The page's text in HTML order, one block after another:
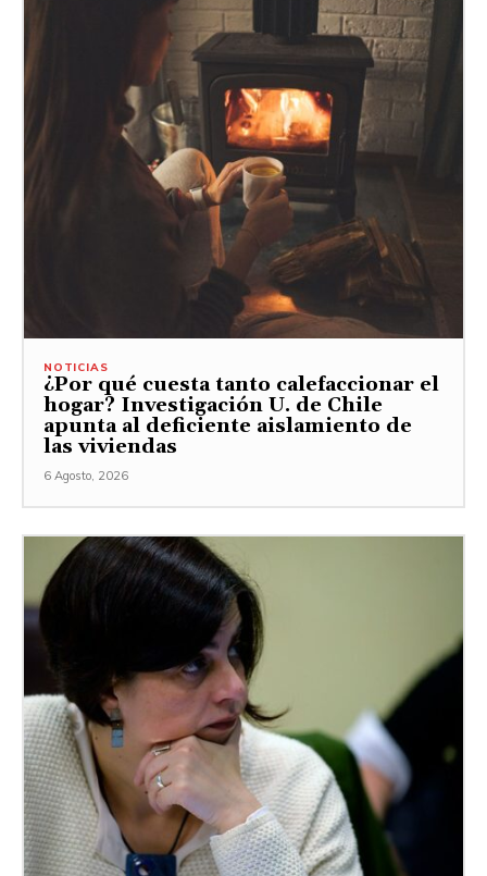
NOTICIAS
¿Por qué cuesta tanto calefaccionar el
hogar? Investigación U. de Chile
apunta al deficiente aislamiento de
las viviendas
6 Agosto, 2026